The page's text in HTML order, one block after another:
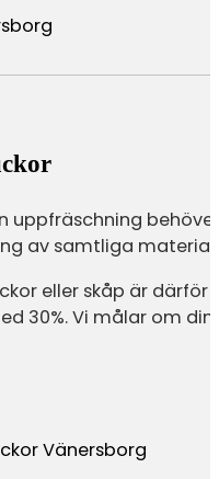
uppfräschning
av samtliga
eller skåp är
30%. Vi målar om